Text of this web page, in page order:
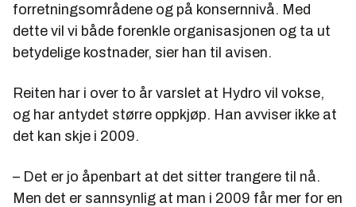
forretningsområdene og på konsernnivå. Med
dette vil vi både forenkle organisasjonen og ta ut
betydelige kostnader, sier han til avisen.
Reiten har i over to år varslet at Hydro vil vokse,
og har antydet større oppkjøp. Han avviser ikke at
det kan skje i 2009.
– Det er jo åpenbart at det sitter trangere til nå.
Men det er sannsynlig at man i 2009 får mer for en